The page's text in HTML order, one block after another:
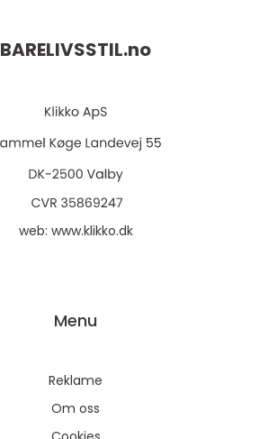
BARELIVSSTIL.no
web: www.klikko.dk
Menu
Reklame
Om oss